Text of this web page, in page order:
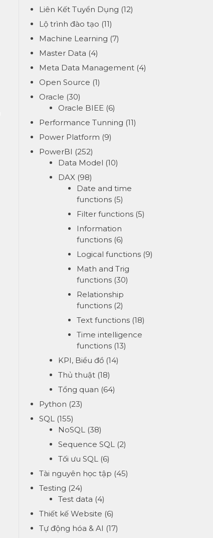
Liên Kết Tuyển Dụng (12)
Lộ trình đào tạo (11)
Machine Learning (7)
Master Data (4)
Meta Data Management (4)
Open Source (1)
Oracle (30)
Oracle BIEE(6)
Performance Tunning (11)
Power Platform (9)
PowerBI (252)
Data Model (10)
DAX(98)
Date and time
functions (5)
Filter functions (5)
Information
functions (6)
Logical functions (9)
Math and Trig
functions (30)
Relationship
functions (2)
Text functions (18)
Time intelligence
functions (13)
KPI, Biểu đồ(14)
Thủ thuật(18)
Tổng quan (64)
Python (23)
SQL (155)
NoSQL(38)
Sequence SQL(2)
Tối ưu SQL(6)
Tài nguyên học tập (45)
Testing (24)
Test data (4)
Thiết kế Website (6)
Tự động hóa & AI (17)